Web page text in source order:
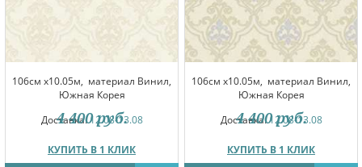
106см x10.05м, материал Винил,
Южная Корея
Доставка:12.08-13.08
КУПИТЬ В 1 КЛИК
4 400 руб.
106см x10.05м, материал Винил,
Южная Корея
Доставка:12.08-13.08
КУПИТЬ В 1 КЛИК
4 400 руб.